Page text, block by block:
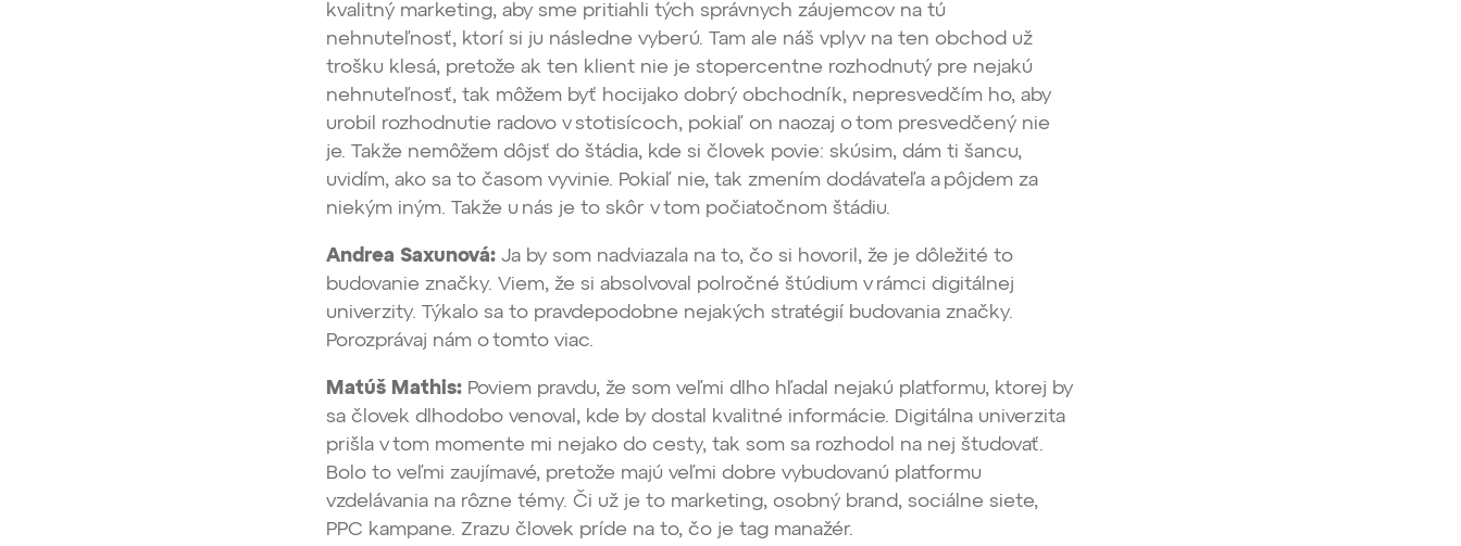
kvalitný marketing, aby sme pritiahli tých správnych záujemcov na tú
nehnuteľnosť, ktorí si ju následne vyberú. Tam ale náš vplyv na ten obchod už
trošku klesá, pretože ak ten klient nie je stopercentne rozhodnutý pre nejakú
nehnuteľnosť, tak môžem byť hocijako dobrý obchodník, nepresvedčím ho, aby
urobil rozhodnutie radovo v stotisícoch, pokiaľ on naozaj o tom presvedčený nie
je. Takže nemôžem dôjsť do štádia, kde si človek povie: skúsim, dám ti šancu,
uvidím, ako sa to časom vyvinie. Pokiaľ nie, tak zmením dodávateľa a pôjdem za
niekým iným. Takže u nás je to skôr v tom počiatočnom štádiu.
Andrea Saxunová:Ja by som nadviazala na to, čo si hovoril, že je dôležité to
budovanie značky. Viem, že si absolvoval polročné štúdium v rámci digitálnej
univerzity. Týkalo sa to pravdepodobne nejakých stratégií budovania značky.
Porozprávaj nám o tomto viac.
Matúš Mathis:Poviem pravdu, že som veľmi dlho hľadal nejakú platformu, ktorej by
sa človek dlhodobo venoval, kde by dostal kvalitné informácie. Digitálna univerzita
prišla v tom momente mi nejako do cesty, tak som sa rozhodol na nej študovať.
Bolo to veľmi zaujímavé, pretože majú veľmi dobre vybudovanú platformu
vzdelávania na rôzne témy. Či už je to marketing, osobný brand, sociálne siete,
PPC kampane. Zrazu človek príde na to, čo je tag manažér.